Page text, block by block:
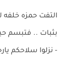
التفت حمزه
بثبات .. فتبسم
- نزلوا سلاحكم